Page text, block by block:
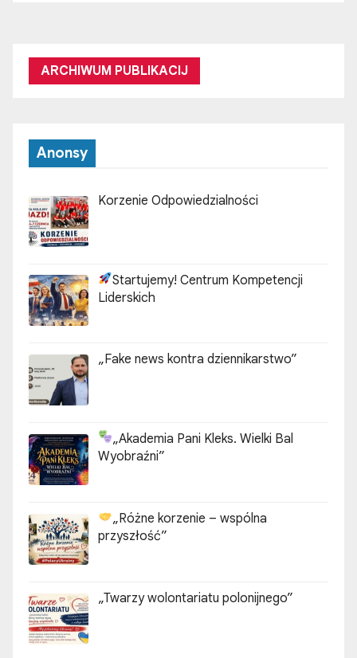
ARCHIWUM PUBLIKACIJ
Anonsy
Korzenie Odpowiedzialności
Startujemy! Centrum Kompetencji
Liderskich
„Fake news kontra dziennikarstwo”
„Akademia Pani Kleks. Wielki Bal
Wyobraźni”
„Różne korzenie – wspólna
przyszłość”
„Twarzy wolontariatu polonijnego”